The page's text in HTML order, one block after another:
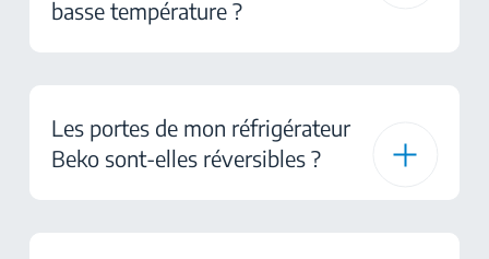
basse température ?
Les portes de mon réfrigérateur
Beko sont-elles réversibles ?